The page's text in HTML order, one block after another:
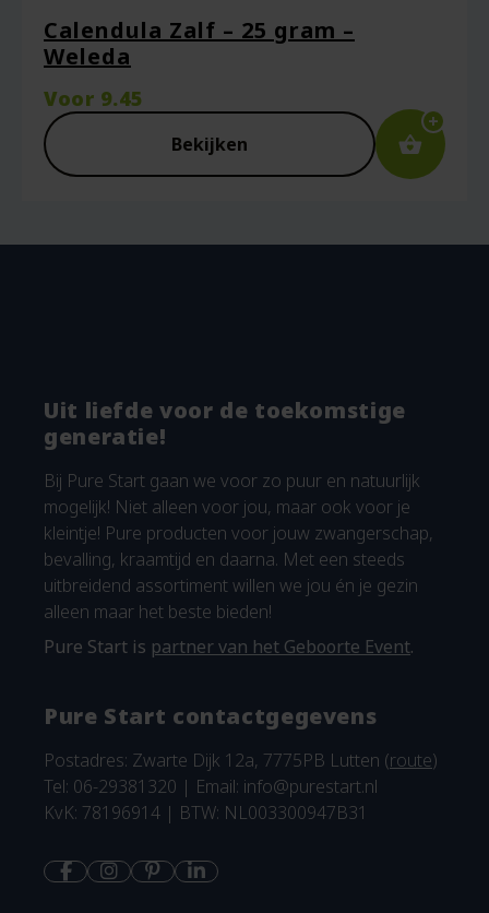
Calendula Zalf – 25 gram –
Weleda
Voor 9.45
Bekijken
Uit liefde voor de toekomstige
generatie!
Bij Pure Start gaan we voor zo puur en natuurlijk
mogelijk! Niet alleen voor jou, maar ook voor je
kleintje! Pure producten voor jouw zwangerschap,
bevalling, kraamtijd en daarna. Met een steeds
uitbreidend assortiment willen we jou én je gezin
alleen maar het beste bieden!
Pure Start is partner van het Geboorte Event.
Pure Start contactgegevens
Postadres: Zwarte Dijk 12a, 7775PB Lutten (route)
Tel: 06-29381320 | Email: info@purestart.nl
KvK: 78196914 | BTW: NL003300947B31